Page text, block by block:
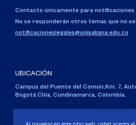
Contacto únicamente para notificaciones
No se responderán otros temas que no
notificacioneslegales@unisabana.edu.co
UBICACIÓN
Campus del Puente del Común,Km. 7,
Bogotá.Chía, Cundinamarca, Colombia.